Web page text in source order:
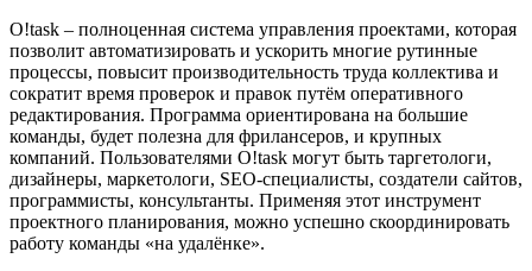
O!task – полноценная система управления проектами, которая
позволит автоматизировать и ускорить многие рутинные
процессы, повысит производительность труда коллектива и
сократит время проверок и правок путём оперативного
редактирования. Программа ориентирована на большие
команды, будет полезна для фрилансеров, и крупных
компаний. Пользователями O!task могут быть таргетологи,
дизайнеры, маркетологи, SEO-специалисты, создатели сайтов,
программисты, консультанты. Применяя этот инструмент
проектного планирования, можно успешно скоординировать
работу команды «на удалёнке».